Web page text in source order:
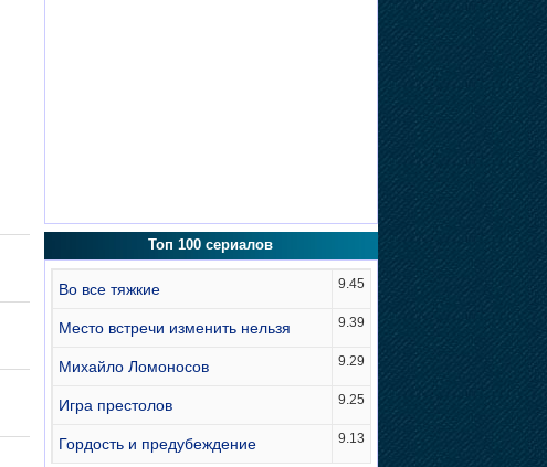
Топ 100 сериалов
Во все тяжкие 9.45
Место встречи изменить нельзя 9.39
Михайло Ломоносов 9.29
Игра престолов 9.25
Гордость и предубеждение 9.13